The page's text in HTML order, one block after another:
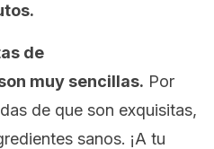
de
muy sencillas. Por
de que son exquisitas,
sanos. ¡A tu